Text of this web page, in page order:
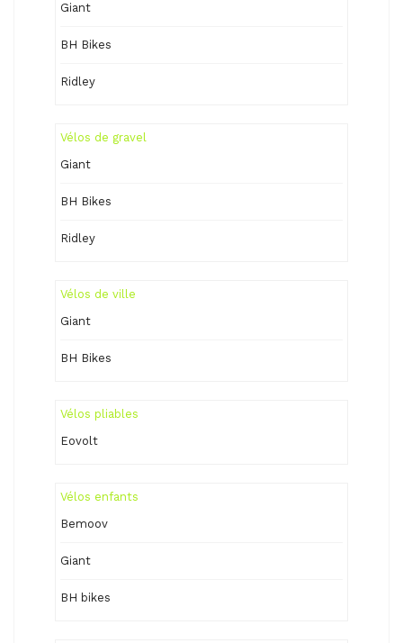
Giant
BH Bikes
Ridley
Vélos de gravel
Giant
BH Bikes
Ridley
Vélos de ville
Giant
BH Bikes
Vélos pliables
Eovolt
Vélos enfants
Bemoov
Giant
BH bikes